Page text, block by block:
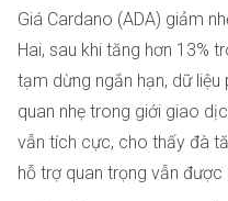
Giá Cardano (ADA) giảm
Hai, sau khi tăng hơn 13%
tạm dừng ngắn hạn, dữ
quan nhẹ trong giới giao
vẫn tích cực, cho thấy đà
hỗ trợ quan trọng vẫn được